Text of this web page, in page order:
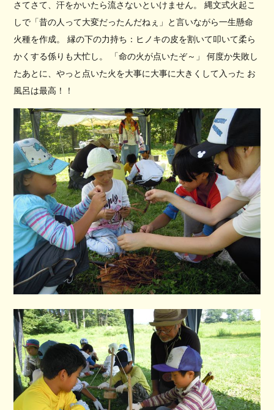
さてさて、汗をかいたら流さないといけません。 縄文式火起こ
しで「昔の人って大変だったんだねぇ」と言いながら一生懸命
火種を作成。 縁の下の力持ち：ヒノキの皮を割いて叩いて柔ら
かくする係りも大忙し。 「命の火が点いたぞ～」 何度か失敗し
たあとに、やっと点いた火を大事に大事に大きくして入った お
風呂は最高！！